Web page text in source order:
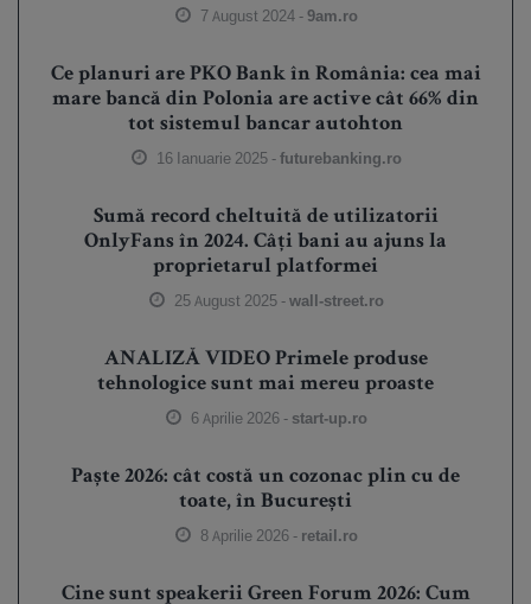
7 August 2024 -9am.ro
Ce planuri are PKO Bank în România: cea mai
mare bancă din Polonia are active cât 66% din
tot sistemul bancar autohton
16 Ianuarie 2025 -futurebanking.ro
Sumă record cheltuită de utilizatorii
OnlyFans în 2024. Câți bani au ajuns la
proprietarul platformei
25 August 2025 -wall-street.ro
ANALIZĂ VIDEO Primele produse
tehnologice sunt mai mereu proaste
6 Aprilie 2026 - start-up.ro
Paște 2026: cât costă un cozonac plin cu de
toate, în București
8 Aprilie 2026 - retail.ro
Cine sunt speakerii Green Forum 2026: Cum